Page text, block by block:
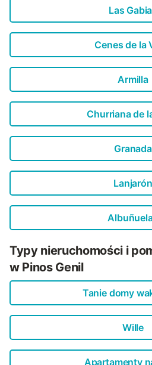
Las
Cenes de la
Armilla
Churriana de
Granada
Lanjarón
Typy nieruchomości i
w Pinos Genil
Tanie domy
Wille
Apartamenty